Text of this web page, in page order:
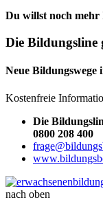
Du willst noch mehr
Die
Neue
Kostenfreie
Die
0800 208 400
nach oben